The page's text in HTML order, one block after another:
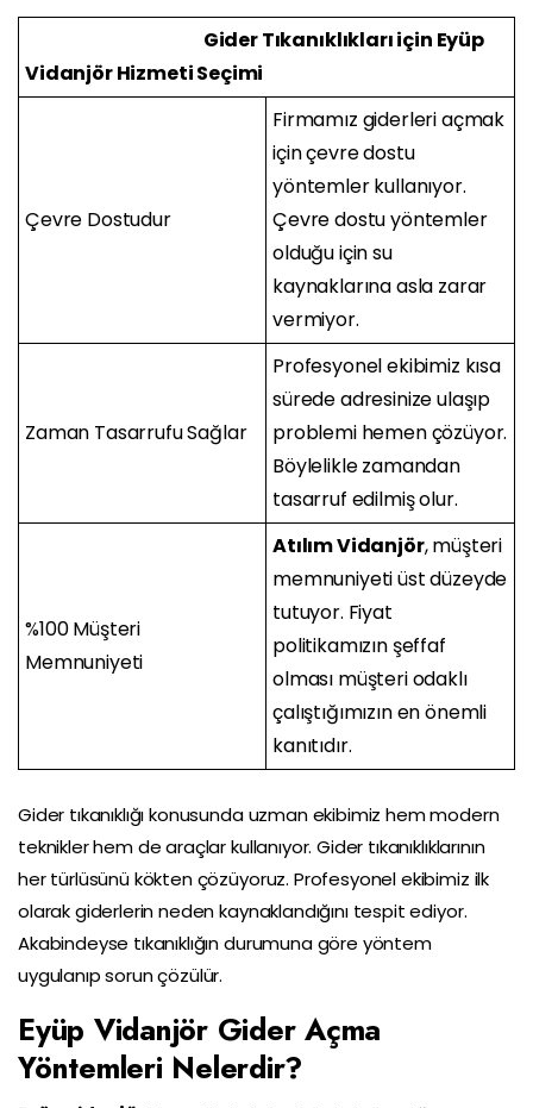
Gider Tıkanıklıkları için Eyüp
Vidanjör Hizmeti Seçimi
Çevre Dostudur
Firmamız giderleri açmak
için çevre dostu
yöntemler kullanıyor.
Çevre dostu yöntemler
olduğu için su
kaynaklarına asla zarar
vermiyor.
Zaman Tasarrufu Sağlar
Profesyonel ekibimiz kısa
sürede adresinize ulaşıp
problemi hemen çözüyor.
Böylelikle zamandan
tasarruf edilmiş olur.
%100 Müşteri
Memnuniyeti
Atılım Vidanjör, müşteri
memnuniyeti üst düzeyde
tutuyor. Fiyat
politikamızın şeffaf
olması müşteri odaklı
çalıştığımızın en önemli
kanıtıdır.
Gider tıkanıklığı konusunda uzman ekibimiz hem modern
teknikler hem de araçlar kullanıyor. Gider tıkanıklıklarının
her türlüsünü kökten çözüyoruz. Profesyonel ekibimiz ilk
olarak giderlerin neden kaynaklandığını tespit ediyor.
Akabindeyse tıkanıklığın durumuna göre yöntem
uygulanıp sorun çözülür.
Eyüp Vidanjör Gider Açma
Yöntemleri Nelerdir?